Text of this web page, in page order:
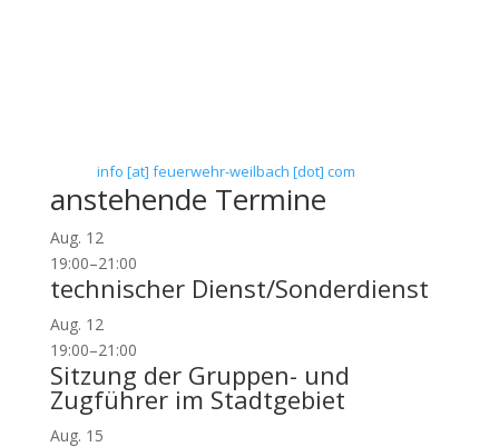
info [at] feuerwehr-weilbach [dot] com
anstehende Termine
Aug. 12
19:00–21:00
technischer Dienst/Sonderdienst
Aug. 12
19:00–21:00
Sitzung der Gruppen- und
Zugführer im Stadtgebiet
Aug. 15